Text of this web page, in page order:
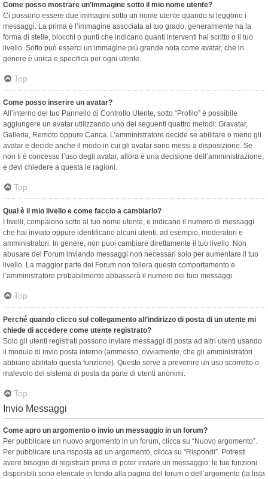
Come posso mostrare un’immagine sotto il mio nome utente?
Ci possono essere due immagini sotto un nome utente quando si leggono i
messaggi. La prima è l’immagine associata al tuo grado, generalmente ha la
forma di stelle, blocchi o punti che indicano quanti interventi hai scritto o il tuo
livello. Sotto può esserci un’immagine più grande nota come avatar, che in
genere è unica e specifica per ogni utente.
Top
Come posso inserire un avatar?
All’interno del tuo Pannello di Controllo Utente, sotto “Profilo” è possibile
aggiungere un avatar utilizzando uno dei seguenti quattro metodi: Gravatar,
Galleria, Remoto oppure Carica. L’amministratore decide se abilitare o meno gli
avatar e decide anche il modo in cui gli avatar sono messi a disposizione. Se
non ti è concesso l’uso degli avatar, allora è una decisione dell’amministrazione,
e devi chiedere a questa le ragioni.
Top
Qual è il mio livello e come faccio a cambiarlo?
I livelli, compaiono sotto al tuo nome utente, e indicano il numero di messaggi
che hai inviato oppure identificano alcuni utenti, ad esempio, moderatori e
amministratori. In genere, non puoi cambiare direttamente il tuo livello. Non
abusare del Forum inviando messaggi non necessari solo per aumentare il tuo
livello. La maggior parte dei Forum non tollera questo comportamento e
l’amministratore probabilmente abbasserà il numero dei tuoi messaggi.
Top
Perché quando clicco sul collegamento all’indirizzo di posta di un utente mi
chiede di accedere come utente registrato?
Solo gli utenti registrati possono inviare messaggi di posta ad altri utenti usando
il modulo di invio posta interno (ammesso, ovviamente, che gli amministratori
abbiano abilitato questa funzione). Questo serve a prevenire un uso scorretto o
malevolo del sistema di posta da parte di utenti anonimi.
Top
Invio Messaggi
Come apro un argomento o invio un messaggio in un forum?
Per pubblicare un nuovo argomento in un forum, clicca su “Nuovo argomento”.
Per pubblicare una risposta ad un argomento, clicca su “Rispondi”. Potresti
avere bisogno di registrarti prima di poter inviare un messaggio: le tue funzioni
disponibili sono elencate in fondo alla pagina del forum o dell’argomento (la lista